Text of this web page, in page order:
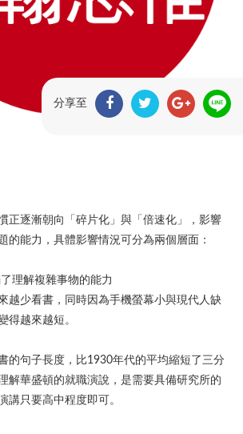
分享至
正逐漸朝向「碎片化」與「倍速化」，影響
的能力，具體影響情況可分為兩個層面：
理解複雜事物的能力
越少看書，同時因為手機螢幕小與現代人缺
得越來越短。
的句子長度，比1930年代的平均縮短了三分
解華盛頓的就職演說，是需要具備研究所的
講只要高中程度即可。